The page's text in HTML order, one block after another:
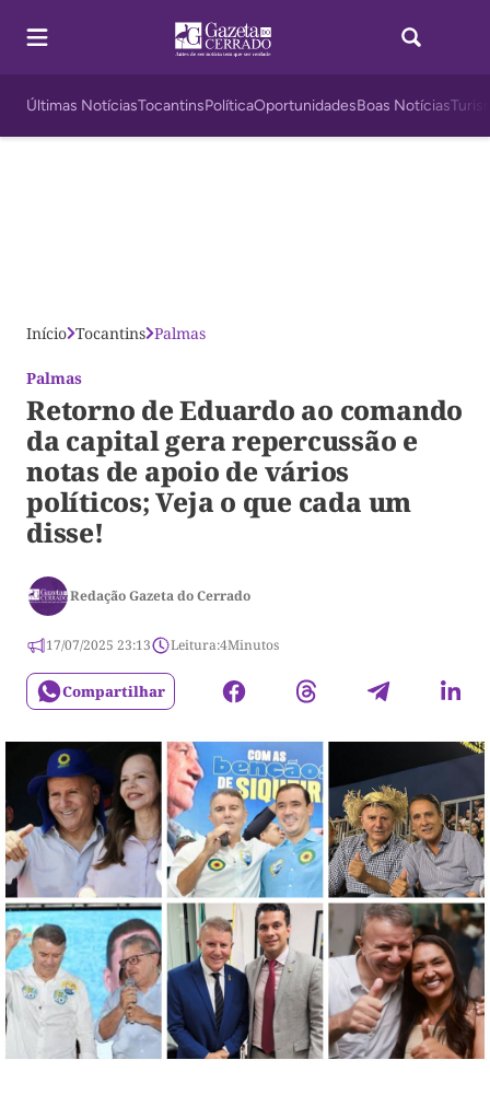
Últimas NotíciasTocantinsPolíticaOportunidadesBoas Notícias
Início Tocantins Palmas
Palmas
Retorno de Eduardo ao comando
da capital gera repercussão e
notas de apoio de vários
políticos; Veja o que cada um
disse!
Redação Gazeta do Cerrado
17/07/2025 23:13 Leitura:4Minutos
Compartilhar